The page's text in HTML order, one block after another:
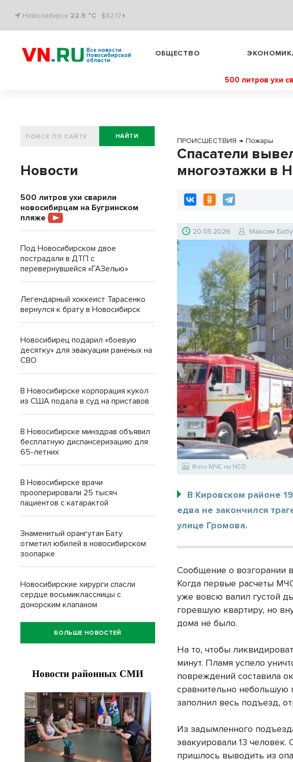
Новосибирск 22.5 °C $82.17↑
Все новости
Новосибирской
области
ОБЩЕСТВО
500 литров ухи
ПРОИСШЕСТВИЯ → Пожары
Спасатели
многоэтажки в
20.05.2026 Максим
Фото МЧС по НСО
В Кировском районе
едва не закончился
улице Громова.
Сообщение о возгорании
Когда первые расчеты
уже вовсю валил густой
горевшую квартиру, но
дома не было.
На то, чтобы
минут. Пламя успело
повреждений составила
сравнительно
заполнил весь подъезд,
Из задымленного
эвакуировали 13 человек.
пришлось выводить из
НАЙТИ
Новости
500 литров ухи сварили
новосибирцам на Бугринском
пляже
Под Новосибирском двое
пострадали в ДТП с
перевернувшейся «ГАЗелью»
Легендарный хоккеист Тарасенко
вернулся к брату в Новосибирск
Новосибирец подарил «боевую
десятку» для эвакуации раненых на
СВО
В Новосибирске корпорация кукол
из США подала в суд на приставов
В Новосибирске минздрав объявил
бесплатную диспансеризацию для
65-летних
В Новосибирске врачи
прооперировали 25 тысяч
пациентов с катарактой
Знаменитый орангутан Бату
отметил юбилей в новосибирском
зоопарке
Новосибирские хирурги спасли
сердце восьмиклассницы с
донорским клапаном
БОЛЬШЕ НОВОСТЕЙ